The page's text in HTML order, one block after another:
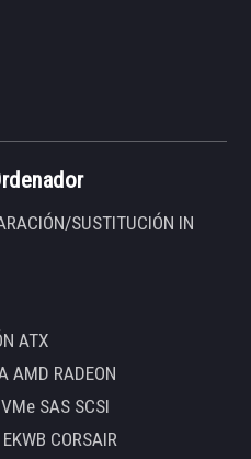
SUSTITUCIÓN IN
ATX
AMD RADEON
SAS SCSI
CORSAIR